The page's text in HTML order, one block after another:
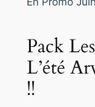
Pack
L’été
!!